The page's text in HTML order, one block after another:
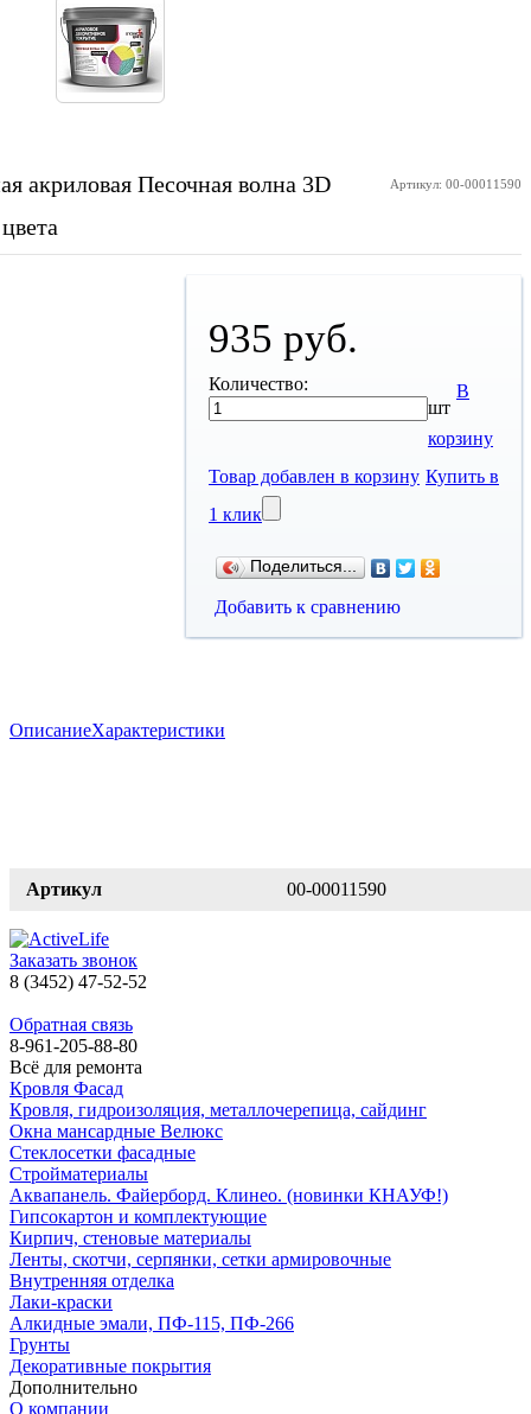
Артикул: 00-00011590
акриловая Песочная волна 3D
935 руб.
Количество:
шт
В
корзину
Товар добавлен в корзину Купить в
1 клик
Поделиться...
Добавить к сравнению
ОписаниеХарактеристики
Артикул 00-00011590
Заказать звонок
8 (3452) 47-52-52
Обратная связь
8-961-205-88-80
Всё для ремонта
Кровля Фасад
Кровля, гидроизоляция, металлочерепица, сайдинг
Окна мансардные Велюкс
Стеклосетки фасадные
Стройматериалы
Аквапанель. Файерборд. Клинео. (новинки КНАУФ!)
Гипсокартон и комплектующие
Кирпич, стеновые материалы
Ленты, скотчи, серпянки, сетки армировочные
Внутренняя отделка
Лаки-краски
Алкидные эмали, ПФ-115, ПФ-266
Грунты
Декоративные покрытия
Дополнительно
О компании